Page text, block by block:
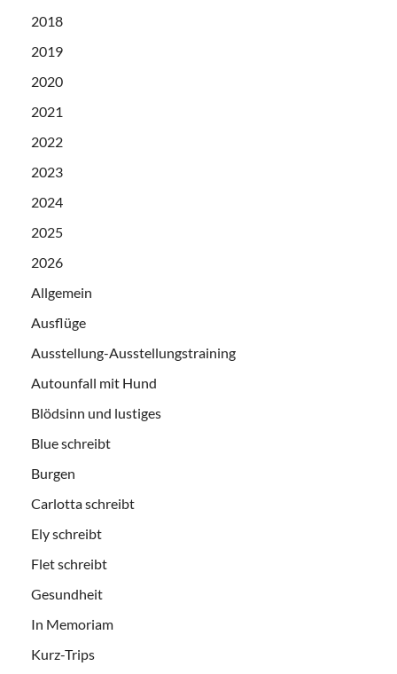
2018
2019
2020
2021
2022
2023
2024
2025
2026
Allgemein
Ausflüge
Ausstellung-Ausstellungstraining
Autounfall mit Hund
Blödsinn und lustiges
Blue schreibt
Burgen
Carlotta schreibt
Ely schreibt
Flet schreibt
Gesundheit
In Memoriam
Kurz-Trips